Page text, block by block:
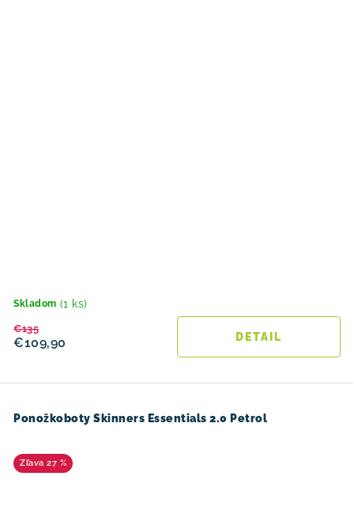
Skladom (1 ks)
€109,90
€135
DETAIL
Ponožkoboty Skinners Essentials 2.0 Petrol
27 %